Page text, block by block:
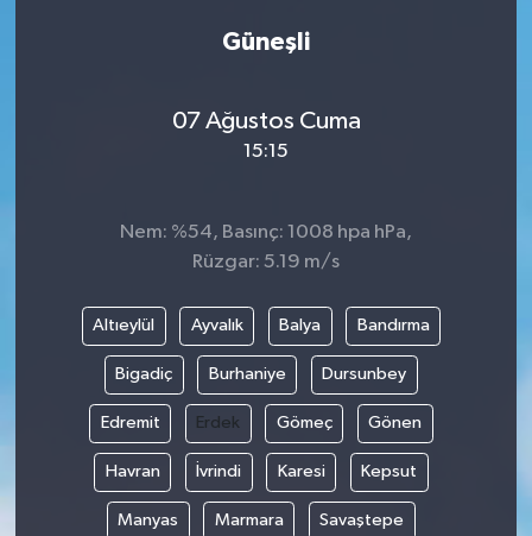
Güneşli
07 Ağustos Cuma
15:15
Nem: %54, Basınç: 1008 hpa hPa,
Rüzgar: 5.19 m/s
Altıeylül Ayvalık Balya Bandırma
Bigadiç Burhaniye Dursunbey
Edremit Erdek Gömeç Gönen
Havran İvrindi Karesi Kepsut
Manyas Marmara Savaştepe